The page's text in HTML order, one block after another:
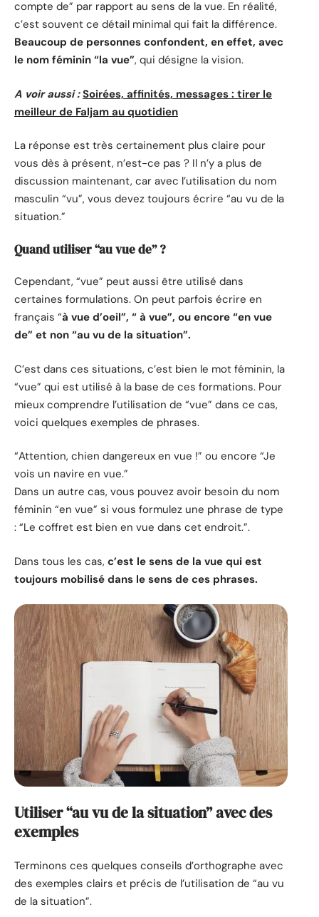
compte de” par rapport au sens de la vue. En réalité,
c’est souvent ce détail minimal qui fait la différence.
Beaucoup de personnes confondent, en effet, avec
le nom féminin “la vue”, qui désigne la vision.
A voir aussi : Soirées, affinités, messages : tirer le
meilleur de Faljam au quotidien
La réponse est très certainement plus claire pour
vous dès à présent, n’est-ce pas ? Il n’y a plus de
discussion maintenant, car avec l’utilisation du nom
masculin “vu”, vous devez toujours écrire “au vu de la
situation.”
Quand utiliser “au vue de” ?
Cependant, “vue” peut aussi être utilisé dans
certaines formulations. On peut parfois écrire en
français “à vue d’oeil”, “ à vue”, ou encore “en vue
de” et non “au vu de la situation”.
C’est dans ces situations, c’est bien le mot féminin, la
“vue” qui est utilisé à la base de ces formations. Pour
mieux comprendre l’utilisation de “vue” dans ce cas,
voici quelques exemples de phrases.
“Attention, chien dangereux en vue !” ou encore “Je
vois un navire en vue.”
Dans un autre cas, vous pouvez avoir besoin du nom
féminin “en vue” si vous formulez une phrase de type
: “Le coffret est bien en vue dans cet endroit.”.
Dans tous les cas, c’est le sens de la vue qui est
toujours mobilisé dans le sens de ces phrases.
Utiliser “au vu de la situation” avec des
exemples
Terminons ces quelques conseils d’orthographe avec
des exemples clairs et précis de l’utilisation de “au vu
de la situation”.